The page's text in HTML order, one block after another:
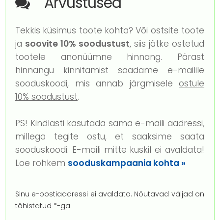
Tekkis küsimus toote kohta? Või ostsite toote
ja soovite 10% soodustust, siis jätke ostetud
tootele anonüümne hinnang. Pärast
hinnangu kinnitamist saadame e-mailile
sooduskoodi, mis annab järgmisele ostule
10% soodustust.
PS! Kindlasti kasutada sama e-maili aadressi,
millega tegite ostu, et saaksime saata
sooduskoodi. E-maili mitte kuskil ei avaldata!
Loe rohkem sooduskampaania kohta »
Sinu e-postiaadressi ei avaldata. Nõutavad väljad on
tähistatud *-ga